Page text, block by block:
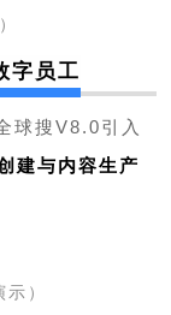
字员工
球搜V8.0引入
建与内容生产
）